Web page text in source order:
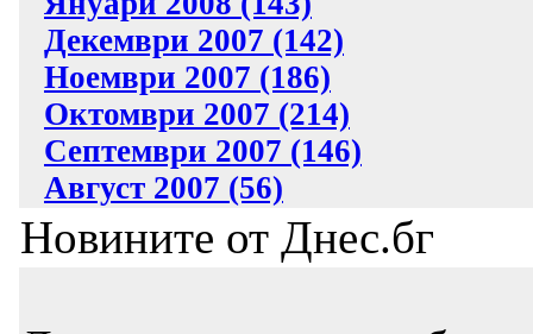
Декември 2007 (142)
Ноември 2007 (186)
Октомври 2007 (214)
Септември 2007 (146)
Август 2007 (56)
Новините от Днес.бг